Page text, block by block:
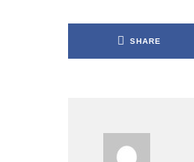
SHARE